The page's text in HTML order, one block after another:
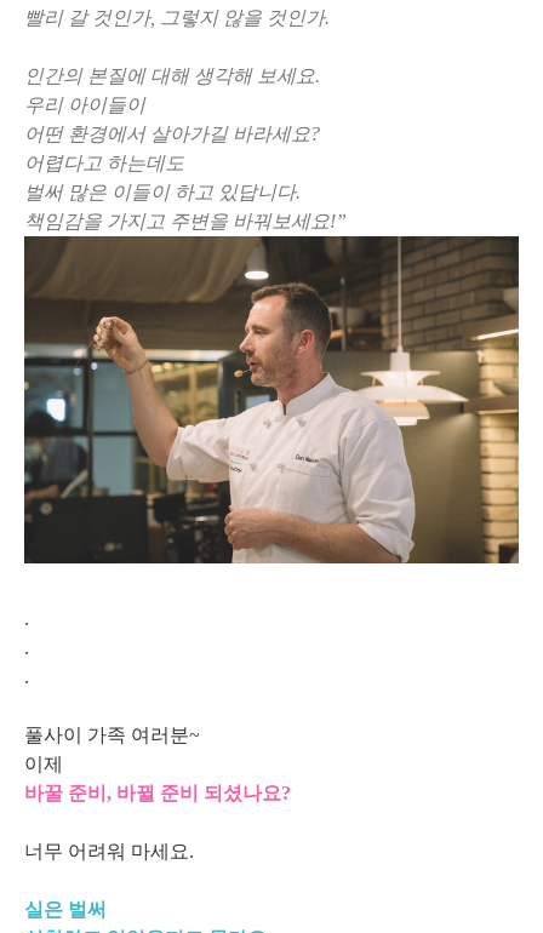
빨리 갈 것인가, 그렇지 않을 것인가.
인간의 본질에 대해 생각해 보세요.
우리 아이들이
어떤 환경에서 살아가길 바라세요?
어렵다고 하는데도
벌써 많은 이들이 하고 있답니다.
책임감을 가지고 주변을 바꿔보세요!”
.
.
.
풀사이 가족 여러분~
이제
바꿀 준비, 바뀔 준비 되셨나요?
너무 어려워 마세요.
실은 벌써